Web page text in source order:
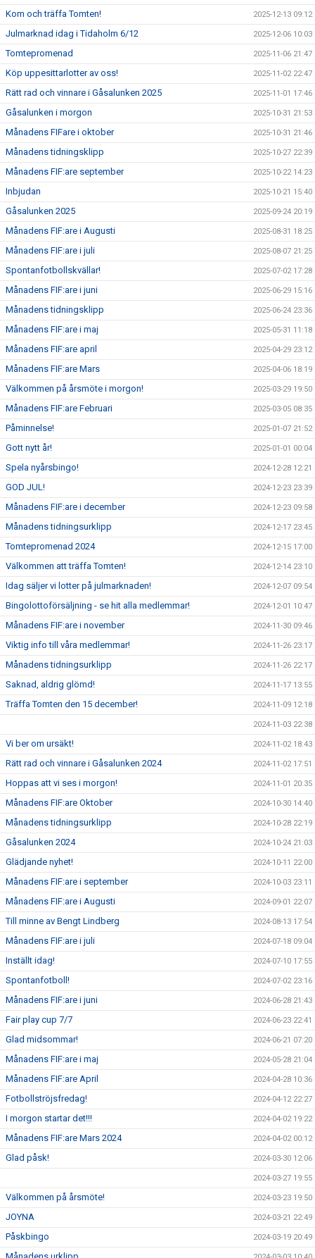
Kom och träffa Tomten! 2025-12-13 09:12
Julmarknad idag i Tidaholm 6/12 2025-12-06 10:03
Tomtepromenad 2025-11-06 21:47
Köp uppesittarlotter av oss! 2025-11-02 22:47
Rätt rad och vinnare i Gåsalunken 2025 2025-11-01 17:46
Gåsalunken i morgon 2025-10-31 21:53
Månadens FIFare i oktober 2025-10-31 21:46
Månadens tidningsklipp 2025-10-27 22:39
Månadens FIF:are september 2025-10-22 14:23
Inbjudan 2025-10-21 15:40
Gåsalunken 2025 2025-09-24 20:19
Månadens FIF:are i Augusti 2025-08-31 18:25
Månadens FIF:are i juli 2025-08-07 21:25
Spontanfotbollskvällar! 2025-07-02 17:28
Månadens FIF:are i juni 2025-06-29 15:16
Månadens tidningsklipp 2025-06-24 23:36
Månadens FIF:are i maj 2025-05-31 11:18
Månadens FIF:are april 2025-04-29 23:12
Månadens FIF:are Mars 2025-04-06 18:19
Välkommen på årsmöte i morgon! 2025-03-29 19:50
Månadens FIF:are Februari 2025-03-05 08:35
Påminnelse! 2025-01-07 21:52
Gott nytt år! 2025-01-01 00:04
Spela nyårsbingo! 2024-12-28 12:21
GOD JUL! 2024-12-23 23:39
Månadens FIF:are i december 2024-12-23 09:58
Månadens tidningsurklipp 2024-12-17 23:45
Tomtepromenad 2024 2024-12-15 17:00
Välkommen att träffa Tomten! 2024-12-14 23:10
Idag säljer vi lotter på julmarknaden! 2024-12-07 09:54
Bingolottoförsäljning - se hit alla medlemmar! 2024-12-01 10:47
Månadens FIF:are i november 2024-11-30 09:46
Viktig info till våra medlemmar! 2024-11-26 23:17
Månadens tidningsurklipp 2024-11-26 22:17
Saknad, aldrig glömd! 2024-11-17 13:55
Träffa Tomten den 15 december! 2024-11-09 12:18
2024-11-03 22:38
Vi ber om ursäkt! 2024-11-02 18:43
Rätt rad och vinnare i Gåsalunken 2024 2024-11-02 17:51
Hoppas att vi ses i morgon! 2024-11-01 20:35
Månadens FIF:are Oktober 2024-10-30 14:40
Månadens tidningsurklipp 2024-10-28 22:19
Gåsalunken 2024 2024-10-24 21:03
Glädjande nyhet! 2024-10-11 22:00
Månadens FIF:are i september 2024-10-03 23:11
Månadens FIF:are i Augusti 2024-09-01 22:07
Till minne av Bengt Lindberg 2024-08-13 17:54
Månadens FIF:are i juli 2024-07-18 09:04
Inställt idag! 2024-07-10 17:55
Spontanfotboll! 2024-07-02 23:16
Månadens FIF:are i juni 2024-06-28 21:43
Fair play cup 7/7 2024-06-23 22:41
Glad midsommar! 2024-06-21 07:20
Månadens FIF:are i maj 2024-05-28 21:04
Månadens FIF:are April 2024-04-28 10:36
Fotbollströjsfredag! 2024-04-12 22:27
I morgon startar det!!! 2024-04-02 19:22
Månadens FIF:are Mars 2024 2024-04-02 00:12
Glad påsk! 2024-03-30 12:06
2024-03-27 19:55
Välkommen på årsmöte! 2024-03-23 19:50
JOYNA 2024-03-21 22:49
Påskbingo 2024-03-19 20:49